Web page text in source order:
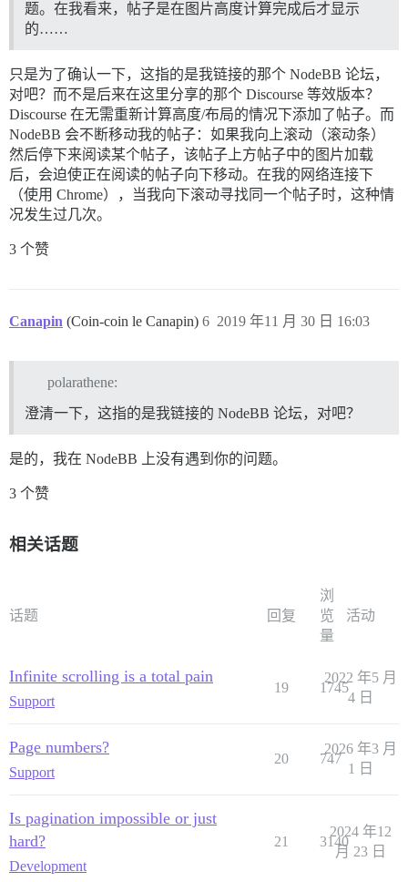
题。在我看来，帖子是在图片高度计算完成后才显示
的……
只是为了确认一下，这指的是我链接的那个 NodeBB 论坛，
对吧？而不是后来在这里分享的那个 Discourse 等效版本？
Discourse 在无需重新计算高度/布局的情况下添加了帖子。而
NodeBB 会不断移动我的帖子：如果我向上滚动（滚动条）
然后停下来阅读某个帖子，该帖子上方帖子中的图片加载
后，会迫使正在阅读的帖子向下移动。在我的网络连接下
（使用 Chrome），当我向下滚动寻找同一个帖子时，这种情
况发生过几次。
3 个赞
Canapin (Coin-coin le Canapin) 2019 年11 月 30 日 16:03
6
polarathene:
澄清一下，这指的是我链接的 NodeBB 论坛，对吧？
是的，我在 NodeBB 上没有遇到你的问题。
3 个赞
相关话题
话题 回复
浏
览
量
活动
Infinite scrolling is a total pain
Support
19 1745
2022 年5 月
4 日
Page numbers?
Support
20 747
2026 年3 月
1 日
Is pagination impossible or just
hard?
Development
21 3140
2024 年12
月 23 日